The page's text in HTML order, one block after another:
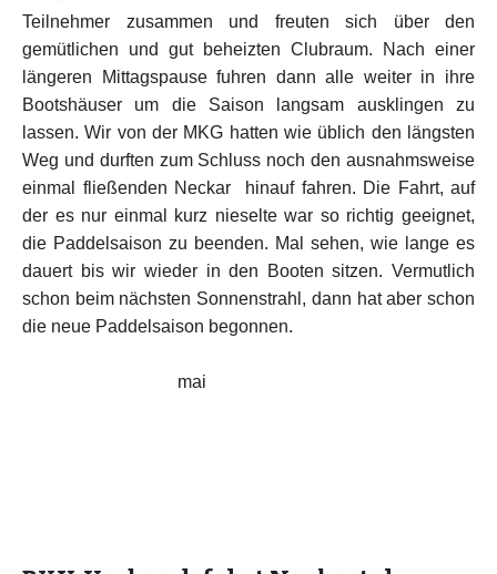
Teilnehmer zusammen und freuten sich über den
gemütlichen und gut beheizten Clubraum. Nach einer
längeren Mittagspause fuhren dann alle weiter in ihre
Bootshäuser um die Saison langsam ausklingen zu
lassen. Wir von der MKG hatten wie üblich den längsten
Weg und durften zum Schluss noch den ausnahmsweise
einmal fließenden Neckar
hinauf fahren. Die Fahrt, auf
der es nur einmal kurz nieselte war so richtig geeignet,
die Paddelsaison zu beenden. Mal sehen, wie lange es
dauert bis wir wieder in den Booten sitzen. Vermutlich
schon beim nächsten Sonnenstrahl, dann hat aber schon
die neue Paddelsaison begonnen.
mai